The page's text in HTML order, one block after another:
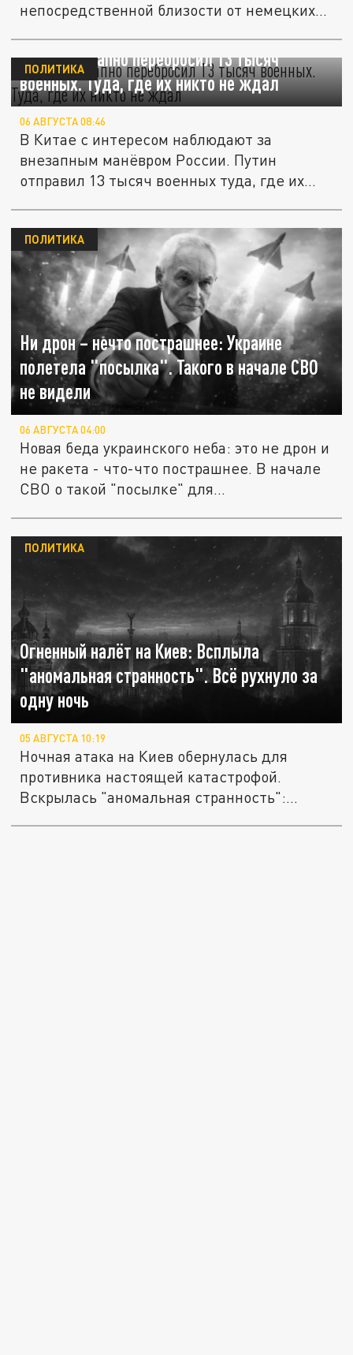
непосредственной близости от немецких
Путин внезапно перебросил 13 тысяч
военных. Туда, где их никто не ждал
ПОЛИТИКА
06 АВГУСТА 08:46
В Китае с интересом наблюдают за
внезапным манёвром России. Путин
отправил 13 тысяч военных туда, где их
Ни дрон – нечто пострашнее: Украине
полетела "посылка". Такого в начале СВО
не видели
ПОЛИТИКА
06 АВГУСТА 04:00
Новая беда украинского неба: это не дрон и
не ракета - что-что пострашнее. В начале
СВО о такой "посылке" для...
Огненный налёт на Киев: Всплыла
"аномальная странность". Всё рухнуло за
одну ночь
ПОЛИТИКА
05 АВГУСТА 10:19
Ночная атака на Киев обернулась для
противника настоящей катастрофой.
Вскрылась "аномальная странность":...